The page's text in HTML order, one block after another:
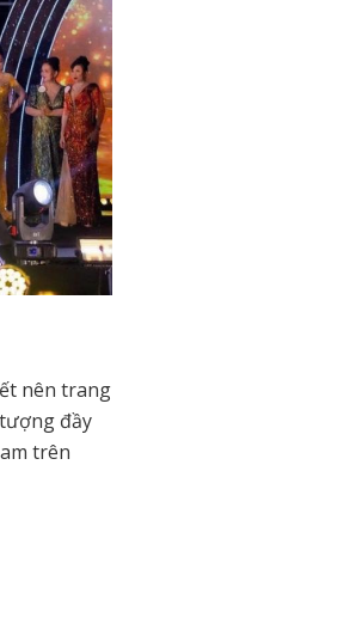
nên trang
đầy
trên